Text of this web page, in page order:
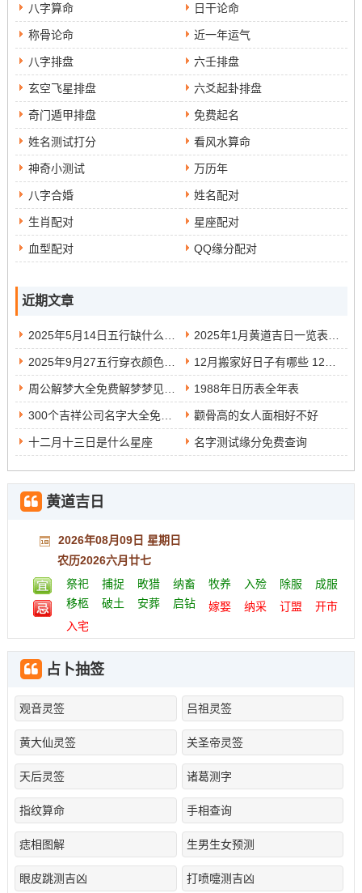
八字算命 日干论命
称骨论命 近一年运气
八字排盘 六壬排盘
玄空飞星排盘 六爻起卦排盘
奇门遁甲排盘 免费起名
姓名测试打分 看风水算命
神奇小测试 万历年
八字合婚 姓名配对
生肖配对 星座配对
血型配对 QQ缘分配对
近期文章
2025年9月27五行穿衣颜色指南 2025年9月27日五行穿衣
1988年日历表全年表
颧骨高的女人面相好不好
十二月十三日是什么星座 名字测试缘分免费查询
黄道吉日
2026年08月09日 星期日
农历2026六月廿七
祭祀
捕捉 畋猎 纳畜 牧养 入殓 除服
成服
移柩
破土 安葬 启钻 嫁娶 纳采 订盟
开市
入宅
占卜抽签
观音灵签 吕祖灵签
黄大仙灵签 关圣帝灵签
天后灵签 诸葛测字
指纹算命 手相查询
痣相图解 生男生女预测
眼皮跳测吉凶 打喷嚏测吉凶